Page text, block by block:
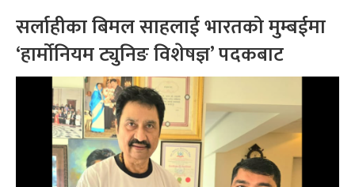
सर्लाहीका बिमल साहलाई भारतको मुम्बईमा
‘हार्मोनियम ट्युनिङ विशेषज्ञ’ पदकबाट
सम्मानित